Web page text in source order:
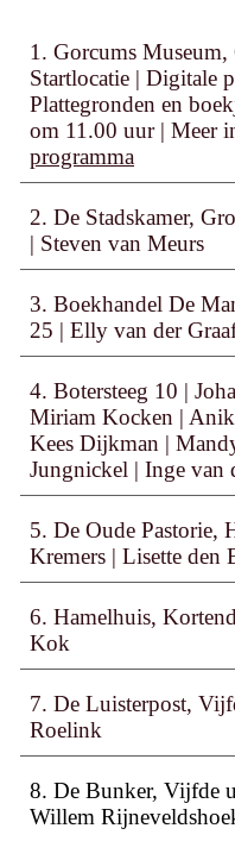
1. Gorcums
Startlocatie | Digitale
Plattegronden en
om 11.00 uur | Meer
programma
2. De Stadskamer,
| Steven van Meurs
3. Boekhandel De
25 | Elly van der
4. Botersteeg 10 |
Miriam Kocken |
Kees Dijkman |
Jungnickel | Inge van
5. DeOude Pastorie,
Kremers |Lisette den
6.Hamelhuis,
Kok
7. De Luisterpost,
Roelink
8. De Bunker, Vijfde
Willem